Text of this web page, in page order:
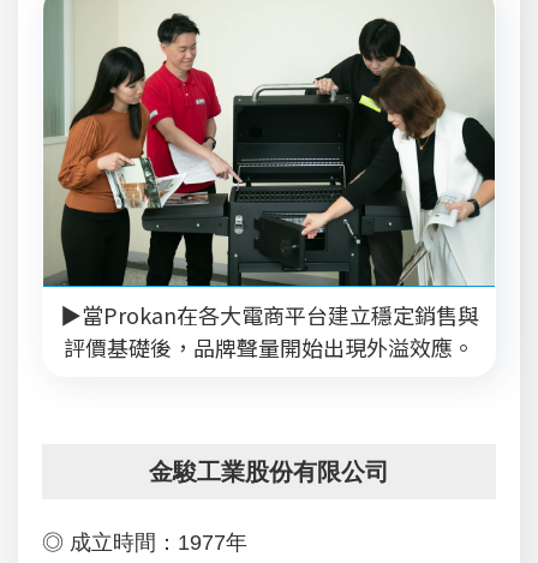
▶當Prokan在各大電商平台建立穩定銷售與
評價基礎後，品牌聲量開始出現外溢效應。
金駿工業股份有限公司
◎ 成立時間：1977年